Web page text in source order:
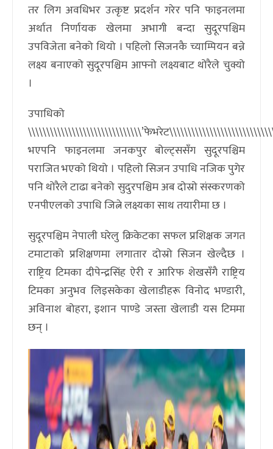
तर लिग अवधिभर उत्कृष्ट प्रदर्शन गरेर पनि फाइनलमा
अर्थात निर्णायक खेलमा अभागी बन्दा सुदूरपश्चिम
उपविजेता बनेको थियो । पहिलो सिजनकै च्याम्पियन बन्ने
लक्ष्य बनाएको सुदूरपश्चिम आफ्नो लक्ष्यबाट थोरैले चुक्यो
।
उपाधिको
भएपनि फाइनलमा जनकपुर बोल्ट्ससँग सुदूरपश्चिम
पराजित भएको थियो । पहिलो सिजन उपाधि नजिक पुगेर
पनि थोरैले टाढा बनेको सुदुरपश्चिम अब दोस्रो संस्करणको
एनपीएलको उपाधि जित्ने लक्ष्यका साथ तयारीमा छ ।
सुदूरपश्चिम नेपाली घरेलु क्रिकेटका सफल प्रशिक्षक जगत
टमाटाको प्रशिक्षणमा लगातार दोस्रो सिजन खेल्दैछ ।
राष्ट्रिय टिमका दीपेन्द्रसिंह ऐरी र आरिफ शेखसँगै राष्ट्रिय
टिमका अनुभव लिइसकेका खेलाडीहरू विनोद भण्डारी,
अविनाश बोहरा, इशान पाण्डे जस्ता खेलाडी यस टिममा
छन् ।